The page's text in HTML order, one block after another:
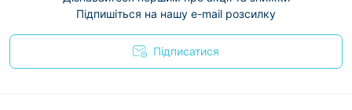
Підпишіться на нашу e-mail розсилку
Підписатися